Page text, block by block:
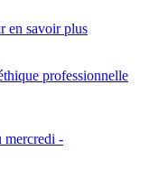
en savoir plus
professionnelle
mercredi -